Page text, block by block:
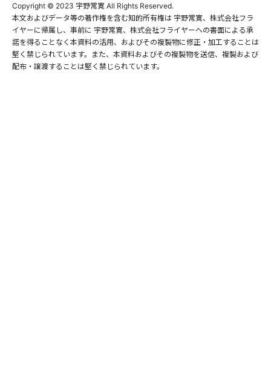
Copyright © 2023 宇野常寛 All Rights Reserved.
本文およびデータ等の著作権を含む知的所有権は 宇野常寛、株式会社フラ
イヤーに帰属し、事前に 宇野常寛、株式会社フライヤーへの書面による承
諾を得ることなく本資料の活用、およびその複製物に修正・加工することは
堅く禁じられています。また、本資料およびその複製物を送信、複製および
配布・譲渡することは堅く禁じられています。